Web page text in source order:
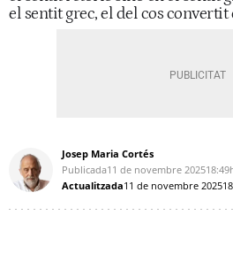
el sentit grec, el del cos convertit
Josep Maria Cortés
Publicada11 de novembre 2025
Actualitzada11 de novembre 2025